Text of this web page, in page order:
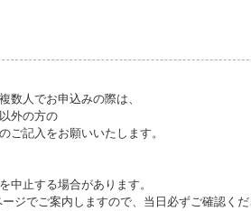
数人でお申込みの際は、
外の方の
ご記入をお願いいたします。
中止する場合があります。
ジでご案内しますので、当日必ずご確認くだ